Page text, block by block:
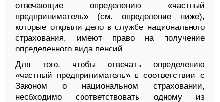
отвечающие определению «частный
предприниматель» (см. определение ниже),
которые открыли дело в службе национального
страхования, имеют право на получение
определенного вида пенсий.
Для того, чтобы отвечать определению
«частный предприниматель» в соответствии с
Законом о национальном страховании,
необходимо соответствовать одному из